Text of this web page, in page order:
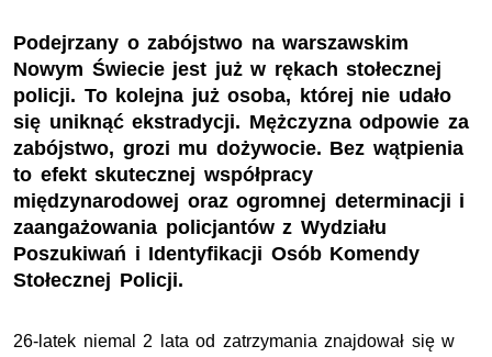
Podejrzany o zabójstwo na warszawskim
Nowym Świecie jest już w rękach stołecznej
policji. To kolejna już osoba, której nie udało
się uniknąć ekstradycji. Mężczyzna odpowie za
zabójstwo, grozi mu dożywocie. Bez wątpienia
to efekt skutecznej współpracy
międzynarodowej oraz ogromnej determinacji i
zaangażowania policjantów z Wydziału
Poszukiwań i Identyfikacji Osób Komendy
Stołecznej Policji.
26-latek niemal 2 lata od zatrzymania znajdował się w